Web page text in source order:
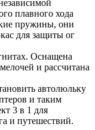
плавного хода
пружины, они
для защиты ог
Оснащена
и рассчитана
автолюльку
и таким
3 в 1 для
и путешествий.